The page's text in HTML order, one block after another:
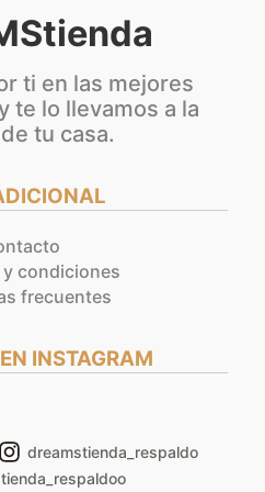
ti en las mejores
te lo llevamos a la
tu casa.
condiciones
frecuentes
INSTAGRAM
dreamstienda_respaldo